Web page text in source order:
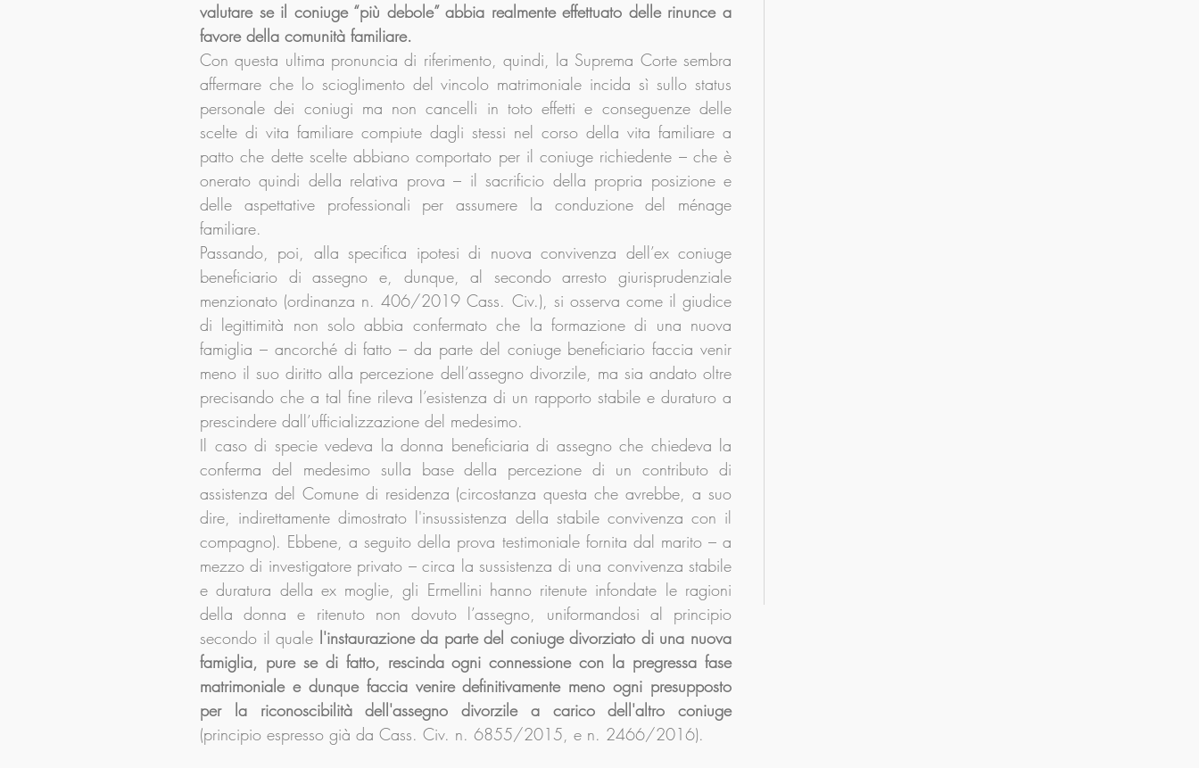
valutare se il coniuge “più debole” abbia realmente effettuato delle rinunce a
favore della comunità familiare.
Con questa ultima pronuncia di riferimento, quindi, la Suprema Corte sembra
affermare che lo scioglimento del vincolo matrimoniale incida sì sullo status
personale dei coniugi ma non cancelli in toto effetti e conseguenze delle
scelte di vita familiare compiute dagli stessi nel corso della vita familiare a
patto che dette scelte abbiano comportato per il coniuge richiedente – che è
onerato quindi della relativa prova – il sacrificio della propria posizione e
delle aspettative professionali per assumere la conduzione del ménage
familiare.
Passando, poi, alla specifica ipotesi di nuova convivenza dell’ex coniuge
beneficiario di assegno e, dunque, al secondo arresto giurisprudenziale
menzionato (ordinanza n. 406/2019 Cass. Civ.), si osserva come il giudice
di legittimità non solo abbia confermato che la formazione di una nuova
famiglia – ancorché di fatto – da parte del coniuge beneficiario faccia venir
meno il suo diritto alla percezione dell’assegno divorzile, ma sia andato oltre
precisando che a tal fine rileva l’esistenza di un rapporto stabile e duraturo a
prescindere dall’ufficializzazione del medesimo.
Il caso di specie vedeva la donna beneficiaria di assegno che chiedeva la
conferma del medesimo sulla base della percezione di un contributo di
assistenza del Comune di residenza (circostanza questa che avrebbe, a suo
dire, indirettamente dimostrato l'insussistenza della stabile convivenza con il
compagno). Ebbene, a seguito della prova testimoniale fornita dal marito – a
mezzo di investigatore privato – circa la sussistenza di una convivenza stabile
e duratura della ex moglie, gli Ermellini hanno ritenute infondate le ragioni
della donna e ritenuto non dovuto l’assegno, uniformandosi al principio
secondo il quale l'instaurazione da parte del coniuge divorziato di una nuova
famiglia, pure se di fatto, rescinda ogni connessione con la pregressa fase
matrimoniale e dunque faccia venire definitivamente meno ogni presupposto
per la riconoscibilità dell'assegno divorzile a carico dell'altro coniuge
(principio espresso già da Cass. Civ. n. 6855/2015, e n. 2466/2016).